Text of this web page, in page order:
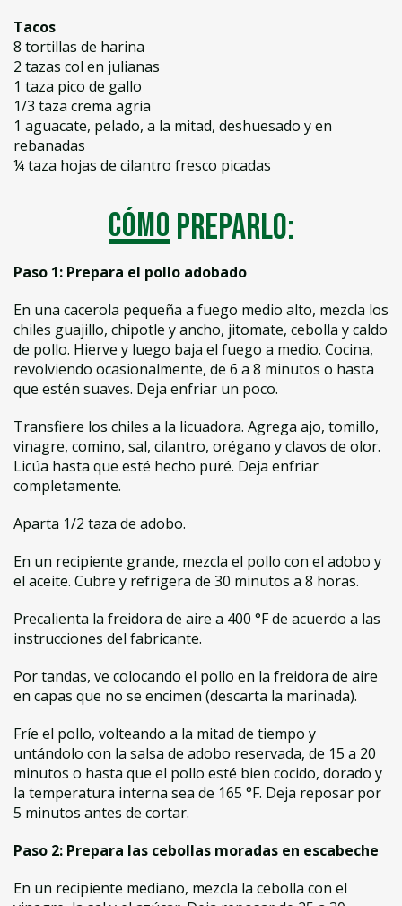
Tacos
8 tortillas de harina
2 tazas col en julianas
1 taza pico de gallo
1/3 taza crema agria
1 aguacate, pelado, a la mitad, deshuesado y en
rebanadas
¼ taza hojas de cilantro fresco picadas
Cómopreparlo:
Paso 1: Prepara el pollo adobado
En una cacerola pequeña a fuego medio alto, mezcla los
chiles guajillo, chipotle y ancho, jitomate, cebolla y caldo
de pollo. Hierve y luego baja el fuego a medio. Cocina,
revolviendo ocasionalmente, de 6 a 8 minutos o hasta
que estén suaves. Deja enfriar un poco.
Transfiere los chiles a la licuadora. Agrega ajo, tomillo,
vinagre, comino, sal, cilantro, orégano y clavos de olor.
Licúa hasta que esté hecho puré. Deja enfriar
completamente.
Aparta 1/2 taza de adobo.
En un recipiente grande, mezcla el pollo con el adobo y
el aceite. Cubre y refrigera de 30 minutos a 8 horas.
Precalienta la freidora de aire a 400 °F de acuerdo a las
instrucciones del fabricante.
Por tandas, ve colocando el pollo en la freidora de aire
en capas que no se encimen (descarta la marinada).
Fríe el pollo, volteando a la mitad de tiempo y
untándolo con la salsa de adobo reservada, de 15 a 20
minutos o hasta que el pollo esté bien cocido, dorado y
la temperatura interna sea de 165 °F. Deja reposar por
5 minutos antes de cortar.
Paso 2: Prepara las cebollas moradas en escabeche
En un recipiente mediano, mezcla la cebolla con el